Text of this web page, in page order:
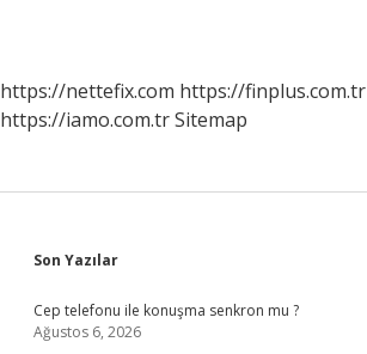
https://nettefix.com https://finplus.com.tr
https://iamo.com.trSitemap
Sidebar
Son Yazılar
Cep telefonu ile konuşma senkron mu ?
Ağustos 6, 2026